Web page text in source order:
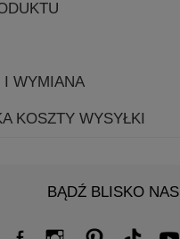
I WYMIANA
KOSZTY WYSYŁKI
BĄDŹ BLISKO NAS